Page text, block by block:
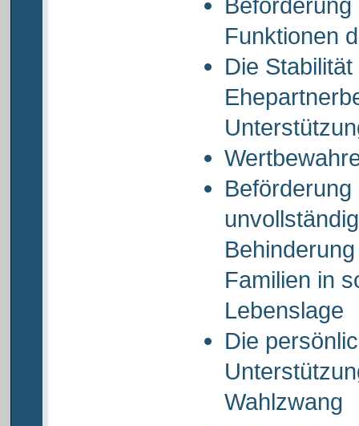
Funktionen
Die Stabilität
Familien in
Lebenslage
Die
Wahlzwang